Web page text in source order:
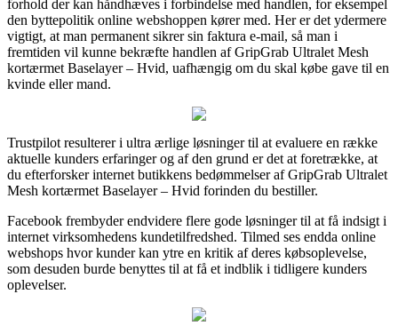
forhold der kan håndhæves i forbindelse med handlen, for eksempel
den byttepolitik online webshoppen kører med. Her er det ydermere
vigtigt, at man permanent sikrer sin faktura e-mail, så man i
fremtiden vil kunne bekræfte handlen af GripGrab Ultralet Mesh
kortærmet Baselayer – Hvid, uafhængig om du skal købe gave til en
kvinde eller mand.
Trustpilot resulterer i ultra ærlige løsninger til at evaluere en række
aktuelle kunders erfaringer og af den grund er det at foretrække, at
du efterforsker internet butikkens bedømmelser af GripGrab Ultralet
Mesh kortærmet Baselayer – Hvid forinden du bestiller.
Facebook frembyder endvidere flere gode løsninger til at få indsigt i
internet virksomhedens kundetilfredshed. Tilmed ses endda online
webshops hvor kunder kan ytre en kritik af deres købsoplevelse,
som desuden burde benyttes til at få et indblik i tidligere kunders
oplevelser.